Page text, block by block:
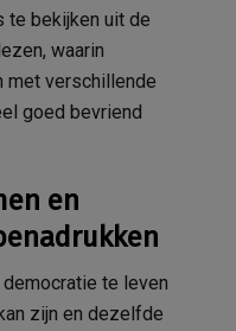
te bekijken uit de
waarin
met verschillende
goed bevriend
en
te leven
zijn en dezelfde